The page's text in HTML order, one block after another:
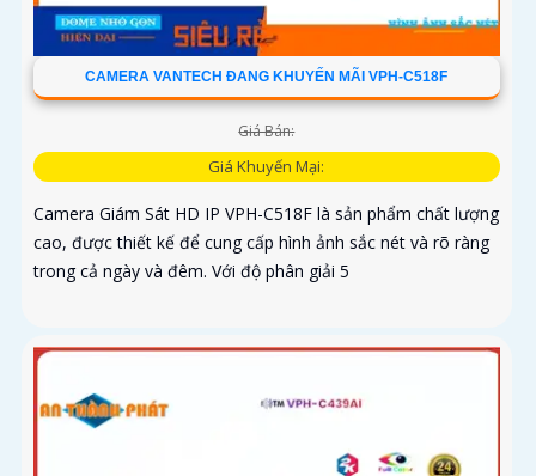
CAMERA VANTECH ĐANG KHUYẾN MÃI VPH-C518F
Giá Bán:
Giá Khuyến Mại:
Camera Giám Sát HD IP VPH-C518F là sản phẩm chất lượng
cao, được thiết kế để cung cấp hình ảnh sắc nét và rõ ràng
trong cả ngày và đêm. Với độ phân giải 5